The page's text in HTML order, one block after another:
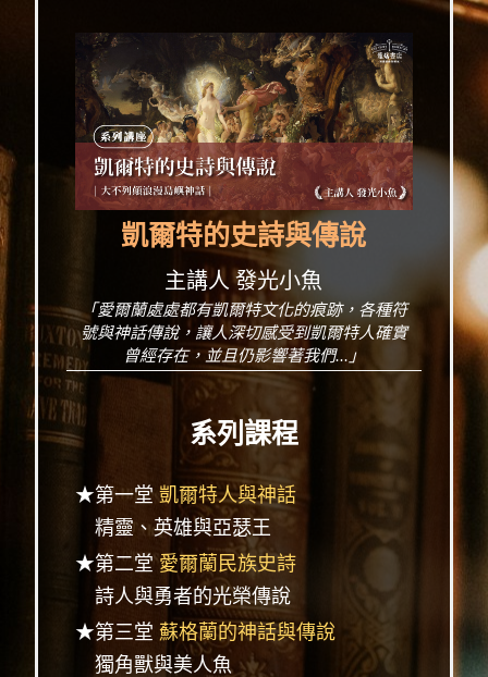
凱爾特的史詩與傳說
主講人 發光小魚
「愛爾蘭處處都有凱爾特文化的痕跡，各種符
號與神話傳說，讓人深切感受到凱爾特人確實
曾經存在，並且仍影響著我們...」
系列課程
★第一堂凱爾特人與神話
精靈、英雄與亞瑟王
★第二堂愛爾蘭民族史詩
詩人與勇者的光榮傳說
★第三堂 蘇格蘭的神話與傳說
獨角獸與美人魚